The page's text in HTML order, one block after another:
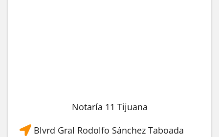
Notaría 11 Tijuana
Blvrd Gral Rodolfo Sánchez Taboada